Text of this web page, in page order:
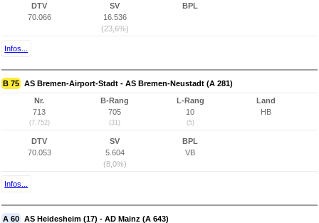
DTV
70.066
SV
16.536
(23,6%)
BPL
Infos...
B 75 AS Bremen-Airport-Stadt - AS Bremen-Neustadt (A 281)
Nr.
713
(7.752)
B-Rang
705
(31)
L-Rang
10
(5)
Land
HB
DTV
70.053
SV
5.604
(8,0%)
BPL
VB
Infos...
A 60 AS Heidesheim (17) - AD Mainz (A 643)